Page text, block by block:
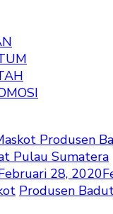
Produsen
Pulau Sumatera
28, 2020
Produsen